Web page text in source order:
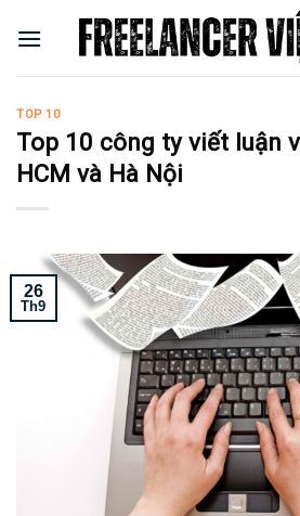
TOP 10
Top 10 công ty viết luận
HCM và Hà Nội
26
Th9